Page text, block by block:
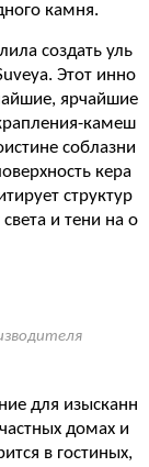
камня.
создать уль
Этот инно
ярчайшие
камеш
соблазни
кера
структур
и тени на о
для изысканн
домах и
в гостиных,